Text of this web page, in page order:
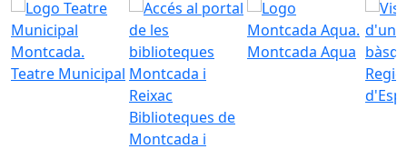
Teatre Municipal
Biblioteques de
Montcada i
Montcada Aqua